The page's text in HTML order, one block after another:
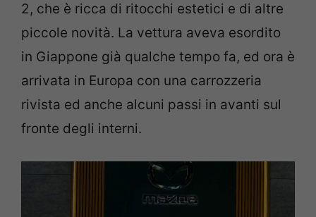
2, che è ricca di ritocchi estetici e di altre
piccole novità. La vettura aveva esordito
in Giappone già qualche tempo fa, ed ora è
arrivata in Europa con una carrozzeria
rivista ed anche alcuni passi in avanti sul
fronte degli interni.